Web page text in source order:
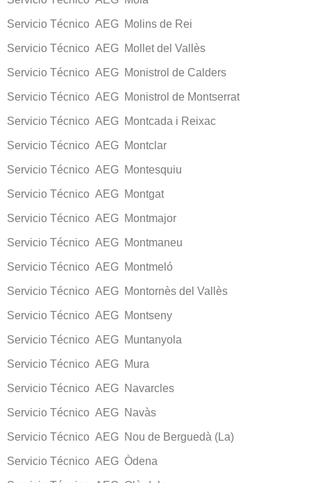
Servicio Técnico AEG Molins de Rei
Servicio Técnico AEG Mollet del Vallès
Servicio Técnico AEG Monistrol de Calders
Servicio Técnico AEG Monistrol de Montserrat
Servicio Técnico AEG Montcada i Reixac
Servicio Técnico AEG Montclar
Servicio Técnico AEG Montesquiu
Servicio Técnico AEG Montgat
Servicio Técnico AEG Montmajor
Servicio Técnico AEG Montmaneu
Servicio Técnico AEG Montmeló
Servicio Técnico AEG Montornès del Vallès
Servicio Técnico AEG Montseny
Servicio Técnico AEG Muntanyola
Servicio Técnico AEG Mura
Servicio Técnico AEG Navarcles
Servicio Técnico AEG Navàs
Servicio Técnico AEG Nou de Berguedà (La)
Servicio Técnico AEG Òdena